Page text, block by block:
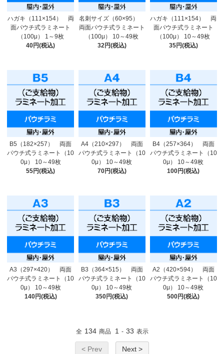
ハガキ（111×154） 両
面パウチ式ラミネート
（100μ） 1～9枚
40円(税込)
名刺サイズ（60×95）
両面パウチ式ラミネート
（100μ） 10～49枚
32円(税込)
ハガキ（111×154） 両
面パウチ式ラミネート
（100μ） 10～49枚
35円(税込)
B5（182×257） 両面
パウチ式ラミネート（10
0μ） 10～49枚
55円(税込)
A4（210×297） 両面
パウチ式ラミネート（10
0μ） 10～49枚
70円(税込)
B4（257×364） 両面
パウチ式ラミネート（10
0μ） 10～49枚
100円(税込)
A3（297×420） 両面
パウチ式ラミネート（10
0μ） 10～49枚
140円(税込)
B3（364×515） 両面
パウチ式ラミネート（10
0μ） 10～49枚
350円(税込)
A2（420×594） 両面
パウチ式ラミネート（10
0μ） 10～49枚
500円(税込)
全 134 商品 1 - 33 表示
< Prev Next >